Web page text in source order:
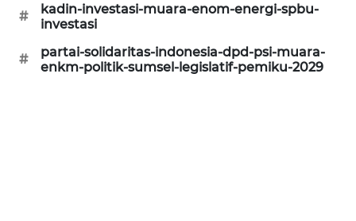
#
kadin-investasi-muara-enom-energi-spbu-
investasi
#
partai-solidaritas-indonesia-dpd-psi-muara-
enkm-politik-sumsel-legislatif-pemiku-2029